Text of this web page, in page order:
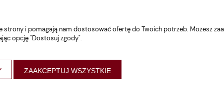
strony i pomagają nam dostosować ofertę do Twoich potrzeb. Możesz
opcję "Dostosuj zgody".
ZAAKCEPTUJ WSZYSTKIE